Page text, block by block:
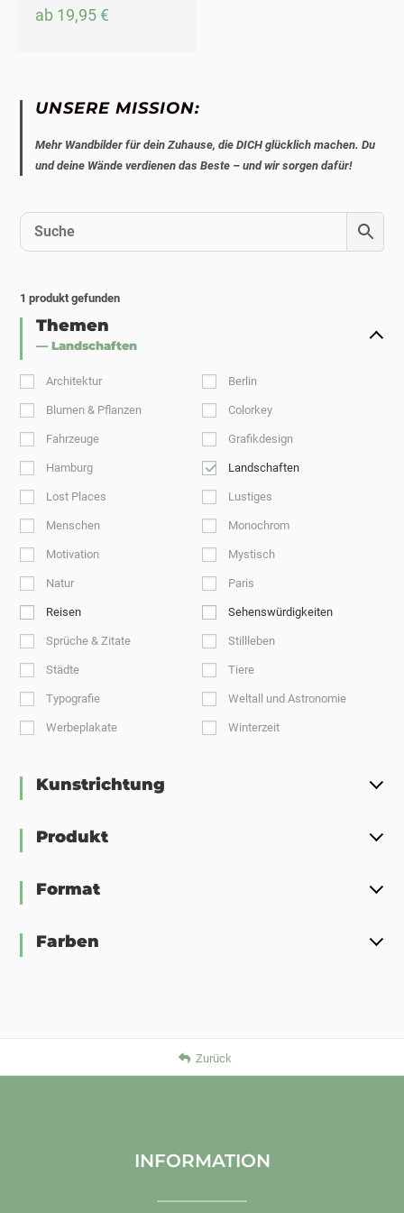
ab 19,95 €
UNSERE MISSION:
Mehr Wandbilder für dein Zuhause, die DICH glücklich machen. Du
und deine Wände verdienen das Beste – und wir sorgen dafür!
1 produkt gefunden
Themen
— Landschaften
Architektur Berlin
Blumen & Pflanzen Colorkey
Fahrzeuge Grafikdesign
Hamburg Landschaften
Lost Places Lustiges
Menschen Monochrom
Motivation Mystisch
Natur Paris
Reisen Sehenswürdigkeiten
Sprüche & Zitate Stillleben
Städte Tiere
Typografie Weltall und Astronomie
Werbeplakate Winterzeit
Kunstrichtung
Produkt
Format
Farben
Zurück
INFORMATION